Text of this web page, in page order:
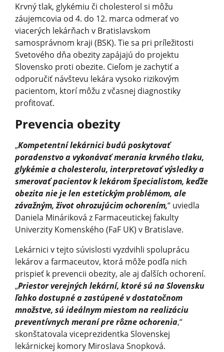
Krvný tlak, glykémiu či cholesterol si môžu
záujemcovia od 4. do 12. marca odmerať vo
viacerých lekárňach v Bratislavskom
samosprávnom kraji (BSK). Tie sa pri príležitosti
Svetového dňa obezity zapájajú do projektu
Slovensko proti obezite. Cieľom je zachytiť a
odporučiť návštevu lekára vysoko rizikovým
pacientom, ktorí môžu z včasnej diagnostiky
profitovať.
Prevencia obezity
„Kompetentní lekárnici budú poskytovať
poradenstvo a vykonávať merania krvného tlaku,
glykémie a cholesterolu, interpretovať výsledky a
smerovať pacientov k lekárom špecialistom, keďže
obezita nie je len estetickým problémom, ale
závažným, život ohrozujúcim ochorením,“ uviedla
Daniela Mináriková z Farmaceutickej fakulty
Univerzity Komenského (FaF UK) v Bratislave.
Lekárnici v tejto súvislosti vyzdvihli spoluprácu
lekárov a farmaceutov, ktorá môže podľa nich
prispieť k prevencii obezity, ale aj ďalších ochorení.
„Priestor verejných lekární, ktoré sú na Slovensku
ľahko dostupné a zastúpené v dostatočnom
množstve, sú ideálnym miestom na realizáciu
preventívnych meraní pre rôzne ochorenia,“
skonštatovala viceprezidentka Slovenskej
lekárnickej komory Miroslava Snopková.